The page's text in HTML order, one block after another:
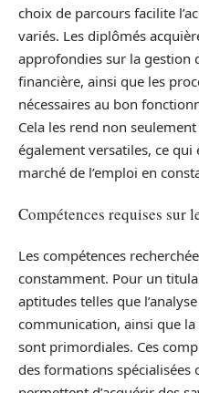
choix de parcours facilite
variés. Les diplômés
approfondies sur la gestion
financière, ainsi que les
nécessaires au bon
Cela les rend non
également versatiles, ce
marché de l’emploi en
Compétences requises sur
Les compétences
constamment. Pour un
aptitudes telles que
communication, ainsi que
sont primordiales. Ces
des formations spécialisées